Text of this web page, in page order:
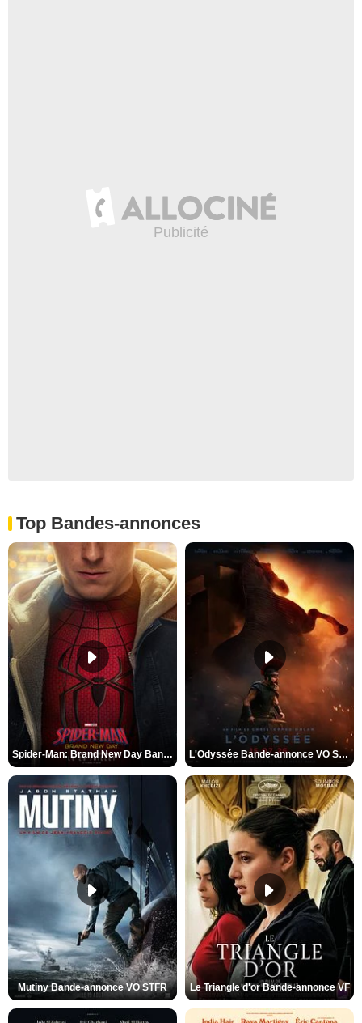
Top Bandes-annonces
Spider-Man: Brand New Day Bande-annonce VO STFR L'Odyssée Bande-annonce VO STFR
Mutiny Bande-annonce VO STFR Le Triangle d'or Bande-annonce VF